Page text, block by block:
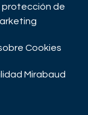
protección de
Cookies
Mirabaud